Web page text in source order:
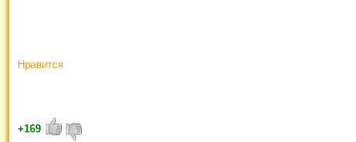
Нравится
+169